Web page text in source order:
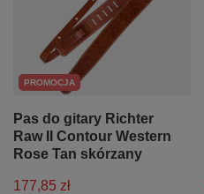
PROMOCJA
Pas do gitary Richter
Raw II Contour Western
Rose Tan skórzany
177,85 zł